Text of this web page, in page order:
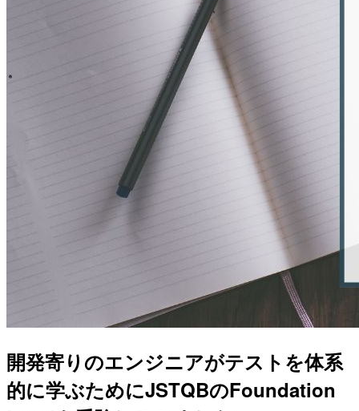
開発寄りのエンジニアがテストを体系
的に学ぶためにJSTQBのFoundation